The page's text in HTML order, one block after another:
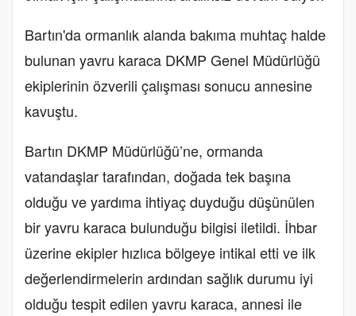
Bartın'da ormanlık alanda bakıma muhtaç halde
bulunan yavru karaca DKMP Genel Müdürlüğü
ekiplerinin özverili çalışması sonucu annesine
kavuştu.
Bartın DKMP Müdürlüğü’ne, ormanda
vatandaşlar tarafından, doğada tek başına
olduğu ve yardıma ihtiyaç duyduğu düşünülen
bir yavru karaca bulunduğu bilgisi iletildi. İhbar
üzerine ekipler hızlıca bölgeye intikal etti ve ilk
değerlendirmelerin ardından sağlık durumu iyi
olduğu tespit edilen yavru karaca, annesi ile